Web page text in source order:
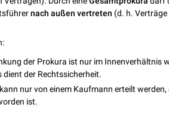
nach außen vertreten (d. h.
der Prokura ist nur im
dient der Rechtssicherheit.
nur von einem Kaufmann erteilt
ist.